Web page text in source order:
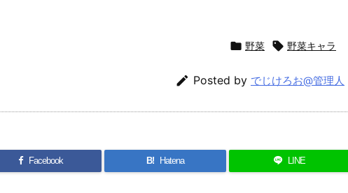
 野菜  野菜キャラ
 Posted by でじけろお@管理人
Facebook B! Hatena LINE